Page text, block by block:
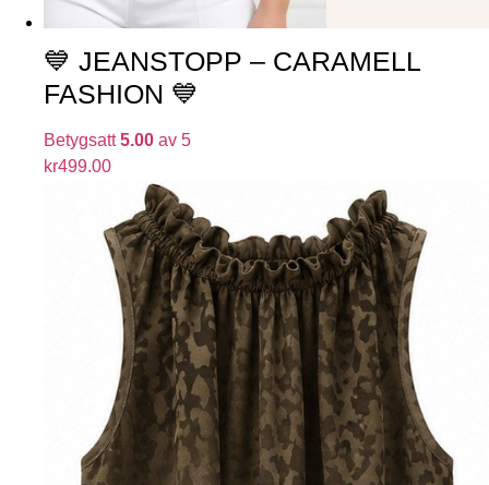
💙 JEANSTOPP – CARAMELL
FASHION 💙
Betygsatt5.00 av 5
kr499.00